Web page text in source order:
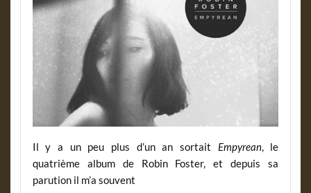
Il y a un peu plus d’un an sortait Empyrean, le
quatrième album de Robin Foster, et depuis sa
parution il m’a souvent